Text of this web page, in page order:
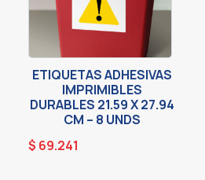
ETIQUETAS ADHESIVAS
IMPRIMIBLES
DURABLES 21.59 X 27.94
CM – 8 UNDS
$ 69.241